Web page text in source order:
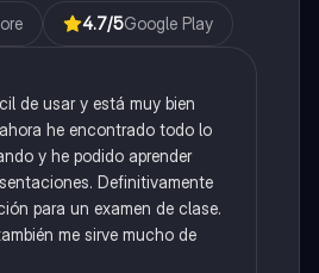
4.7/5Google Play
de usar y está muy bien
he encontrado todo lo
y he podido aprender
Definitivamente
para un examen de clase.
me sirve mucho de